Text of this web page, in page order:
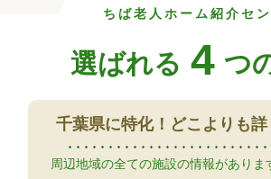
ちば老人ホーム紹介セ
選ばれる 4 つ
千葉県に特化！ どこよりも
周辺地域の全ての施設の情報がありま